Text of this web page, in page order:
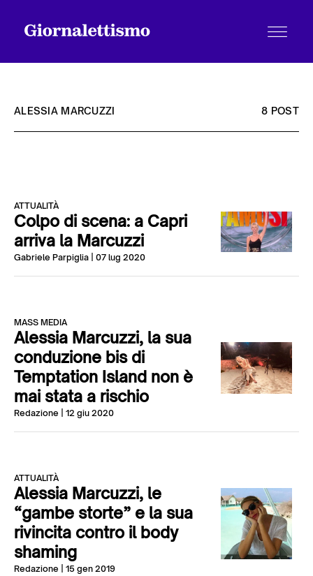
Chi siamo
Contatti
ALESSIA MARCUZZI 8 POST
ATTUALITÀ
Colpo di scena: a Capri
arriva la Marcuzzi
Gabriele Parpiglia | 07 lug 2020
MASS MEDIA
Alessia Marcuzzi, la sua
conduzione bis di
Temptation Island non è
mai stata a rischio
Redazione | 12 giu 2020
ATTUALITÀ
Alessia Marcuzzi, le
“gambe storte” e la sua
rivincita contro il body
shaming
Redazione | 15 gen 2019